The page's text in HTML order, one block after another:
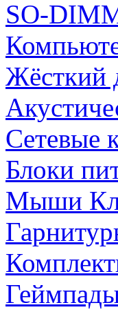
SO-
Жёсткий
Сетевые
Блоки
Мыши